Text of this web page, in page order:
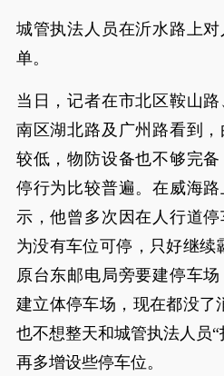
城管执法人员在沂水路上
单。
当日，记者在市北区鞍山
南区湖北路及广州路看到
较低，物防设备也不够完
停行为比较普遍。在威海
示，他曾多次因在人行道
为没有车位可停，只好继续
原台东邮电局旁要建停车
建立体停车场，现在都没了
也不想整天和城管执法人员
再多增设些停车位。